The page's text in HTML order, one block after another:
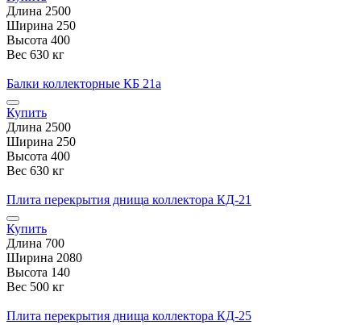
Длина 2500
Ширина 250
Высота 400
Вес 630 кг
Балки коллекторные КБ 21а
Купить
Длина 2500
Ширина 250
Высота 400
Вес 630 кг
Плита перекрытия днища коллектора КД-21
Купить
Длина 700
Ширина 2080
Высота 140
Вес 500 кг
Плита перекрытия днища коллектора КД-25